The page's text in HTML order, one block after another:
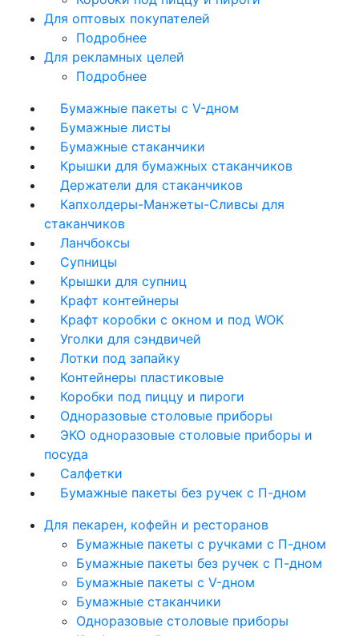
Для оптовых покупателей
Подробнее
Для рекламных целей
Подробнее
Бумажные пакеты с V-дном
Бумажные листы
Бумажные стаканчики
Крышки для бумажных стаканчиков
Держатели для стаканчиков
Капхолдеры-Манжеты-Сливсы для
стаканчиков
Ланчбоксы
Супницы
Крышки для супниц
Крафт контейнеры
Крафт коробки с окном и под WOK
Уголки для сэндвичей
Лотки под запайку
Контейнеры пластиковые
Коробки под пиццу и пироги
Одноразовые столовые приборы
ЭКО одноразовые столовые приборы и
посуда
Салфетки
Бумажные пакеты без ручек с П-дном
Для пекарен, кофейн и ресторанов
Бумажные пакеты с ручками с П-дном
Бумажные пакеты без ручек с П-дном
Бумажные пакеты с V-дном
Бумажные стаканчики
Одноразовые столовые приборы